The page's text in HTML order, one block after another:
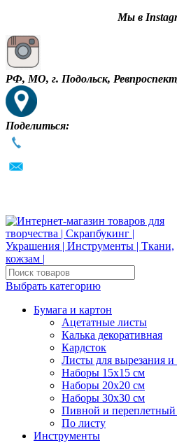
Мы в
РФ, МО, г. Подольск,
Поделиться:
Выбрать категорию
Бумага и картон
Ацетатные листы
Калька декоративная
Кардсток
Листы для вырезания и
Наборы 15х15 см
Наборы 20х20 см
Наборы 30х30 см
Пивной и переплетный
По листу
Инструменты